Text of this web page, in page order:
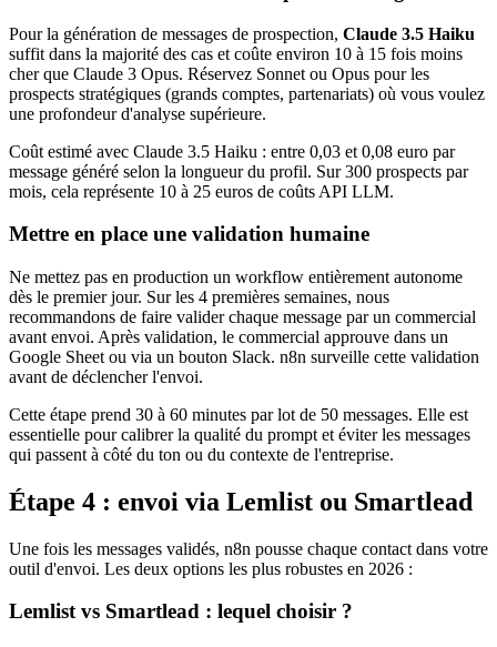
Pour la génération de messages de prospection, Claude 3.5 Haiku
suffit dans la majorité des cas et coûte environ 10 à 15 fois moins
cher que Claude 3 Opus. Réservez Sonnet ou Opus pour les
prospects stratégiques (grands comptes, partenariats) où vous voulez
une profondeur d'analyse supérieure.
Coût estimé avec Claude 3.5 Haiku : entre 0,03 et 0,08 euro par
message généré selon la longueur du profil. Sur 300 prospects par
mois, cela représente 10 à 25 euros de coûts API LLM.
Mettre en place une validation humaine
Ne mettez pas en production un workflow entièrement autonome
dès le premier jour. Sur les 4 premières semaines, nous
recommandons de faire valider chaque message par un commercial
avant envoi. Après validation, le commercial approuve dans un
Google Sheet ou via un bouton Slack. n8n surveille cette validation
avant de déclencher l'envoi.
Cette étape prend 30 à 60 minutes par lot de 50 messages. Elle est
essentielle pour calibrer la qualité du prompt et éviter les messages
qui passent à côté du ton ou du contexte de l'entreprise.
Étape 4 : envoi via Lemlist ou Smartlead
Une fois les messages validés, n8n pousse chaque contact dans votre
outil d'envoi. Les deux options les plus robustes en 2026 :
Lemlist vs Smartlead : lequel choisir ?